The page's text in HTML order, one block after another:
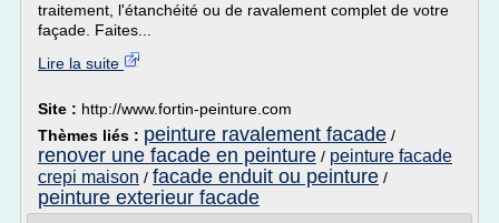
traitement, l'étanchéité ou de ravalement complet de votre
façade. Faites...
Lire la suite
Site : http://www.fortin-peinture.com
Thèmes liés : peinture ravalement facade /
renover une facade en peinture / peinture facade
crepi maison / facade enduit ou peinture /
peinture exterieur facade